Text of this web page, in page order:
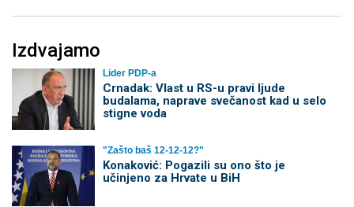
Izdvajamo
Lider PDP-a
Crnadak: Vlast u RS-u pravi ljude
budalama, naprave svečanost kad u selo
stigne voda
"Zašto baš 12-12-12?"
Konaković: Pogazili su ono što je
učinjeno za Hrvate u BiH